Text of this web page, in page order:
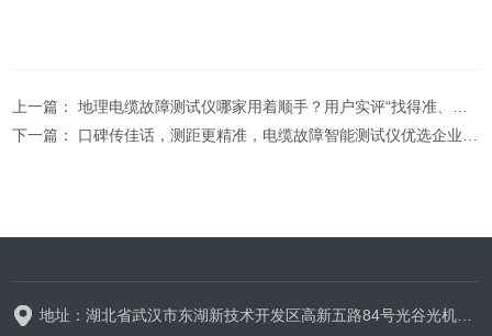
上一篇：地理电缆故障测试仪哪家用着顺手？用户实评“找得准、跟得上”
下一篇： 口碑传佳话，测距更精准，电缆故障智能测试仪优选企业榜单揭晓